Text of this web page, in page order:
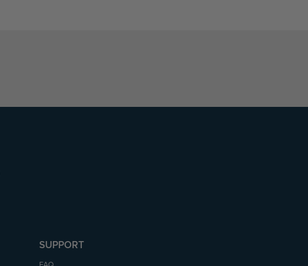
SUPPORT